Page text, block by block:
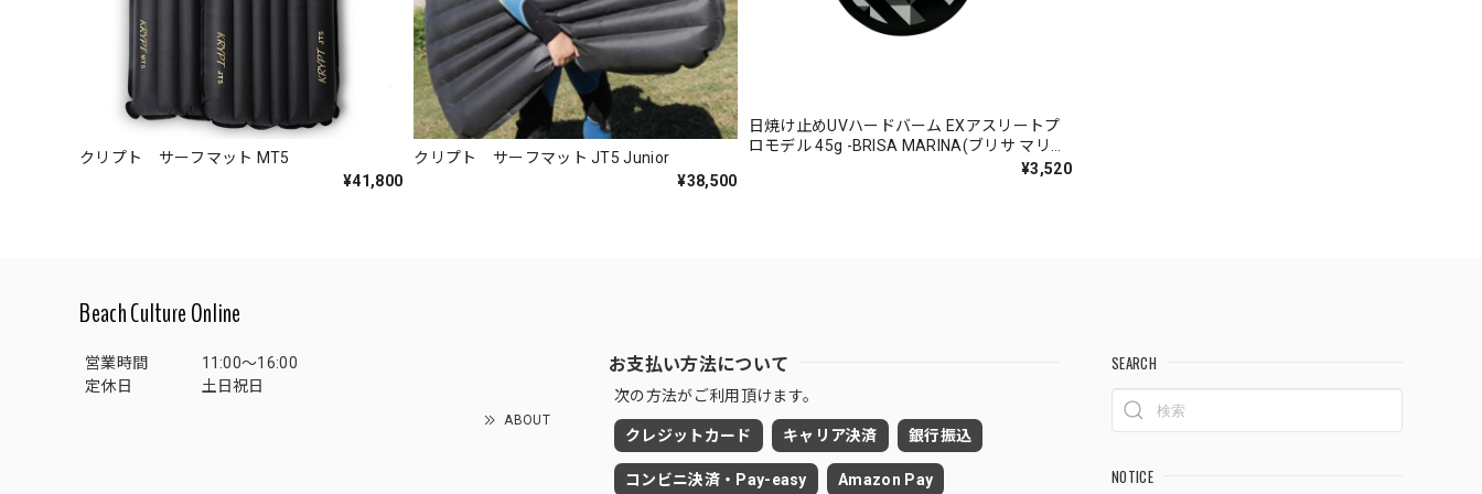
クリプト サーフマット MT5
¥41,800
クリプト サーフマット JT5 Junior
¥38,500
日焼け止めUVハードバーム EXアスリートプ
ロモデル 45g -BRISA MARINA(ブリサ マリー
¥3,520
Beach Culture Online
営業時間
11:00～16:00
定休日
土日祝日
ABOUT
お支払い方法について
次の方法がご利用頂けます。
クレジットカード キャリア決済 銀行振込
コンビニ決済・Pay-easy Amazon Pay
SEARCH
NOTICE